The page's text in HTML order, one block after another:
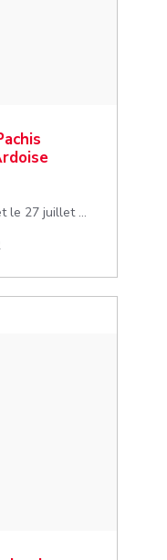
Entre le 27 juin 2012 et le 27 juillet 2012